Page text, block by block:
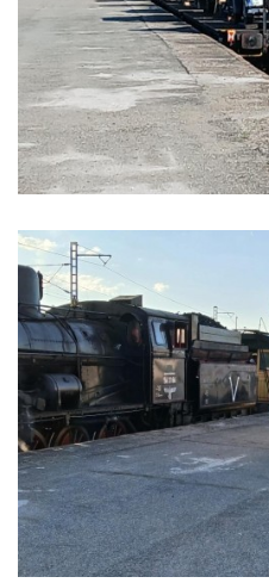
Sbor
326 00
záznamník/
© 2026 eStránky.cz | RSS|